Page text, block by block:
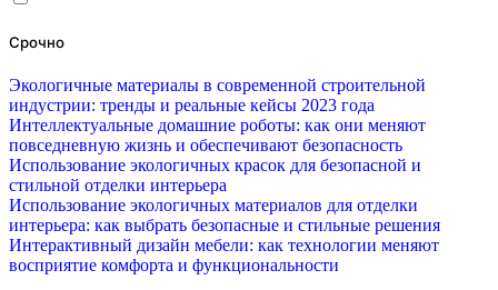
Срочно
Экологичные материалы в современной строительной
индустрии: тренды и реальные кейсы 2023 года
Интеллектуальные домашние роботы: как они меняют
повседневную жизнь и обеспечивают безопасность
Использование экологичных красок для безопасной и
стильной отделки интерьера
Использование экологичных материалов для отделки
интерьера: как выбрать безопасные и стильные решения
Интерактивный дизайн мебели: как технологии меняют
восприятие комфорта и функциональности